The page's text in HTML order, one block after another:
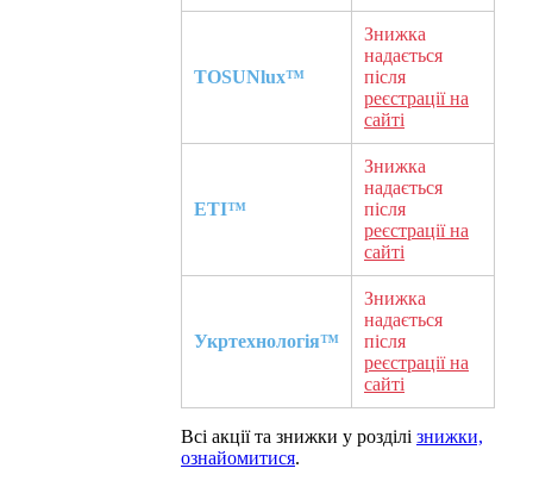
TOSUNlux™
Знижка
надається
після
реєстрації на
сайті
ETI™
Знижка
надається
після
реєстрації на
сайті
Укртехнологія™
Знижка
надається
після
реєстрації на
сайті
Всі акції та знижки у розділі знижки,
ознайомитися.